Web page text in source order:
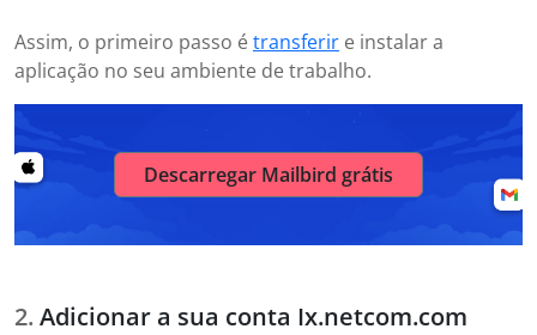
Assim, o primeiro passo étransferir e instalar a
aplicação no seu ambiente de trabalho.
Descarregar Mailbird grátis
Adicionar a sua conta Ix.netcom.com